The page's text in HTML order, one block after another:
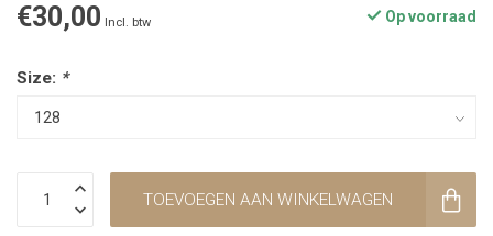
€30,00 Incl. btw Op voorraad
Size: *
TOEVOEGEN AAN WINKELWAGEN